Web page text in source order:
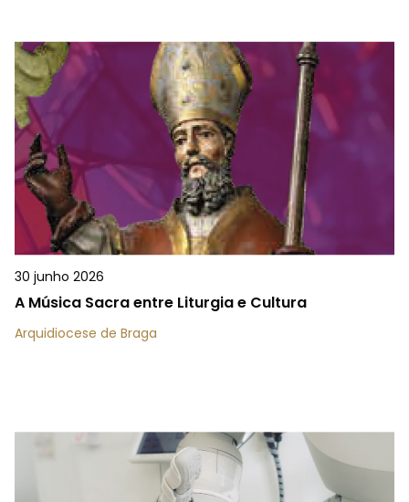
30 junho 2026
A Música Sacra entre Liturgia e Cultura
Arquidiocese de Braga